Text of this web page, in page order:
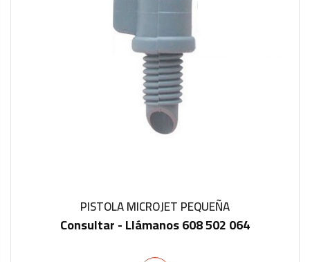
IN STOCK
PISTOLA MICROJET PEQUEÑA
Consultar - Llámanos 608 502 064